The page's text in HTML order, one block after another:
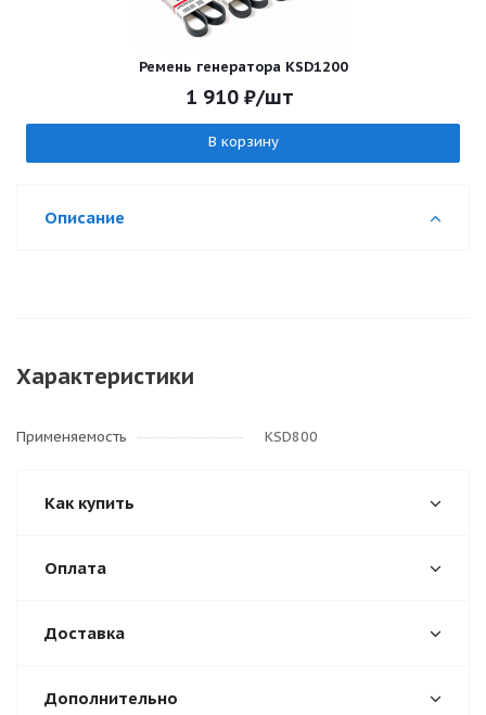
Ремень генератора KSD1200
1 910₽/шт
В корзину
Описание
Характеристики
Применяемость KSD800
Как купить
Оплата
Доставка
Дополнительно